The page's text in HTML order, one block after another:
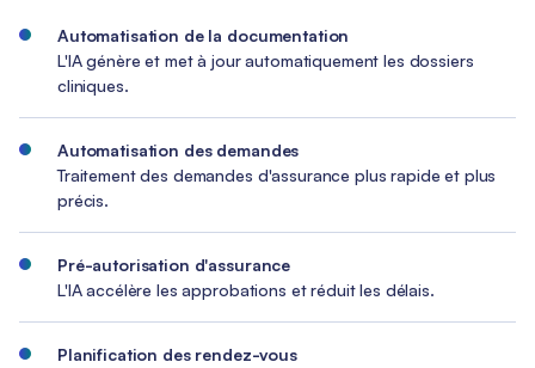
Automatisation de la documentation
L'IA génère et met à jour automatiquement les dossiers
cliniques.
Automatisation des demandes
Traitement des demandes d'assurance plus rapide et plus
précis.
Pré-autorisation d'assurance
L'IA accélère les approbations et réduit les délais.
Planification des rendez-vous